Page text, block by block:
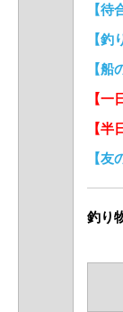
【待
【釣
【船
【一
【半
【友
釣り